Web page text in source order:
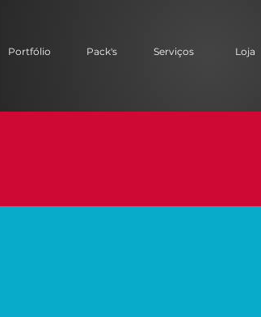
Portfólio Pack's Serviços Loja